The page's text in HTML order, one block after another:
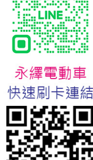
台北新北蘆洲永繹電動車業威
勝16吋電動輔助自行車:TSV19
美樂蒂(Melody)